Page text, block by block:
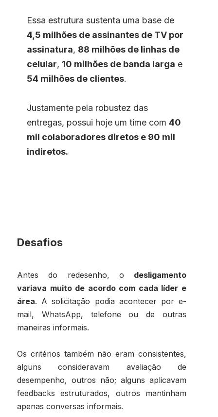
Essa estrutura sustenta uma base de
4,5 milhões de assinantes de TV por
assinatura, 88 milhões de linhas de
celular, 10 milhões de banda larga e
54 milhões de clientes.
Justamente pela robustez das
entregas, possui hoje um time com 40
mil colaboradores diretos e 90 mil
indiretos.
Desafios
Antes do redesenho, o desligamento
variava muito de acordo com cada líder e
área. A solicitação podia acontecer por e-
mail, WhatsApp, telefone ou de outras
maneiras informais.
Os critérios também não eram consistentes,
alguns consideravam avaliação de
desempenho, outros não; alguns aplicavam
feedbacks estruturados, outros mantinham
apenas conversas informais.